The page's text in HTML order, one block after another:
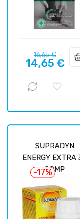
Precio
regular
16,65 €Precio
14,65 €
SUPRADYN
ENERGY EXTRA
COMP
-17%